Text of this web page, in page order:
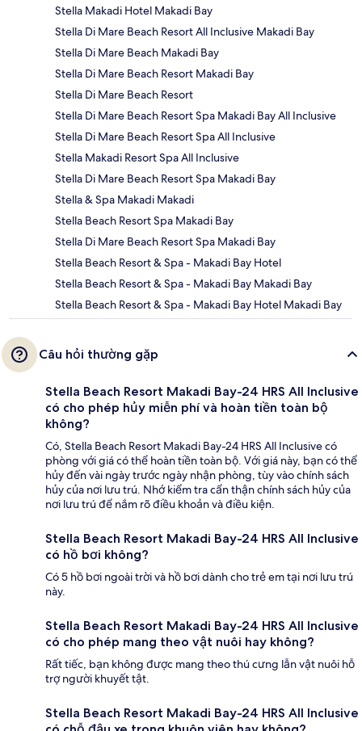
Stella Makadi Hotel Makadi Bay
Stella Di Mare Beach Resort All Inclusive Makadi Bay
Stella Di Mare Beach Makadi Bay
Stella Di Mare Beach Resort Makadi Bay
Stella Di Mare Beach Resort
Stella Di Mare Beach Resort Spa Makadi Bay All Inclusive
Stella Di Mare Beach Resort Spa All Inclusive
Stella Makadi Resort Spa All Inclusive
Stella Di Mare Beach Resort Spa Makadi Bay
Stella & Spa Makadi Makadi
Stella Beach Resort Spa Makadi Bay
Stella Di Mare Beach Resort Spa Makadi Bay
Stella Beach Resort & Spa - Makadi Bay Hotel
Stella Beach Resort & Spa - Makadi Bay Makadi Bay
Stella Beach Resort & Spa - Makadi Bay Hotel Makadi Bay
Câu hỏi thường gặp
Stella Beach Resort Makadi Bay-24 HRS All Inclusive
có cho phép hủy miễn phí và hoàn tiền toàn bộ
không?
Có, Stella Beach Resort Makadi Bay-24 HRS All Inclusive có
phòng với giá có thể hoàn tiền toàn bộ. Với giá này, bạn có thể
hủy đến vài ngày trước ngày nhận phòng, tùy vào chính sách
hủy của nơi lưu trú. Nhớ kiểm tra cẩn thận chính sách hủy của
nơi lưu trú để nắm rõ điều khoản và điều kiện.
Stella Beach Resort Makadi Bay-24 HRS All Inclusive
có hồ bơi không?
Có 5 hồ bơi ngoài trời và hồ bơi dành cho trẻ em tại nơi lưu trú
này.
Stella Beach Resort Makadi Bay-24 HRS All Inclusive
có cho phép mang theo vật nuôi hay không?
Rất tiếc, bạn không được mang theo thú cưng lẫn vật nuôi hỗ
trợ người khuyết tật.
Stella Beach Resort Makadi Bay-24 HRS All Inclusive